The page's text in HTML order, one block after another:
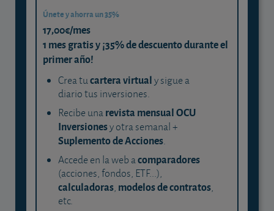
Únete y ahorra un 35%
17,00€/mes
1 mes gratis y ¡35% de descuento durante el
primer año!
Crea tucartera virtualy sigue a
diario tus inversiones.
Recibe unarevista mensual OCU
Inversionesy otra semanal +
Suplemento de Acciones.
Accede en la web acomparadores
(acciones, fondos, ETF...),
calculadoras, modelos de contratos,
etc.